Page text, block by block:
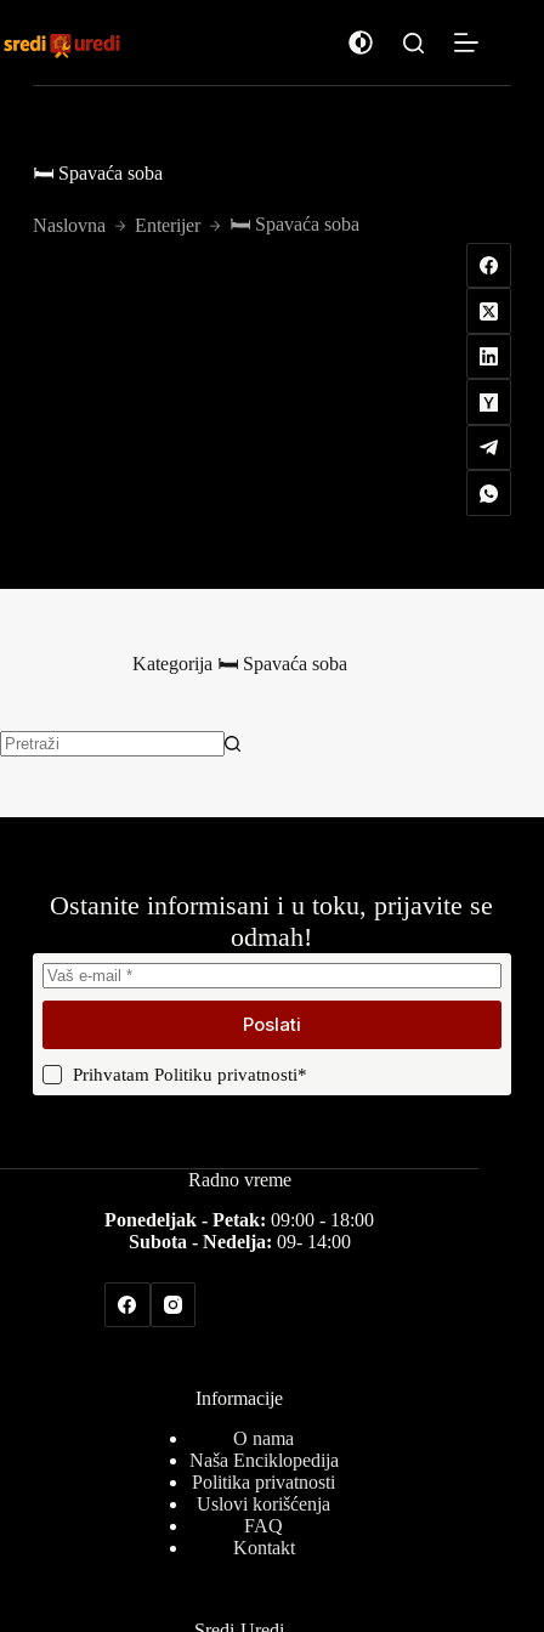
sadržaj
🛏️ Spavaća soba
Naslovna Enterijer 🛏️ Spavaća soba
Kategorija 🛏️ Spavaća soba
Ostanite informisani i u toku, prijavite se
odmah!
Poslati
PrihvatamPolitiku privatnosti*
Radno vreme
Ponedeljak - Petak: 09:00 - 18:00
Subota - Nedelja: 09- 14:00
Informacije
O nama
Naša Enciklopedija
Politika privatnosti
Uslovi korišćenja
FAQ
Kontakt